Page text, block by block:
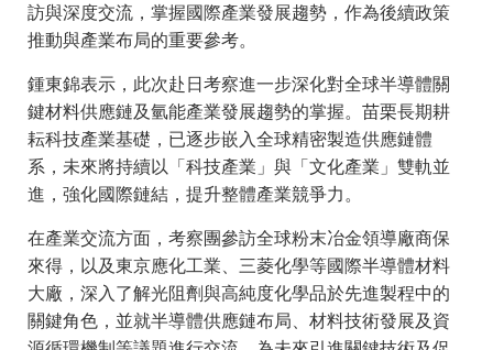
訪與深度交流，掌握國際產業發展趨勢，作為後續政策
推動與產業布局的重要參考。
鍾東錦表示，此次赴日考察進一步深化對全球半導體關
鍵材料供應鏈及氫能產業發展趨勢的掌握。苗栗長期耕
耘科技產業基礎，已逐步嵌入全球精密製造供應鏈體
系，未來將持續以「科技產業」與「文化產業」雙軌並
進，強化國際鏈結，提升整體產業競爭力。
在產業交流方面，考察團參訪全球粉末冶金領導廠商保
來得，以及東京應化工業、三菱化學等國際半導體材料
大廠，深入了解光阻劑與高純度化學品於先進製程中的
關鍵角色，並就半導體供應鏈布局、材料技術發展及資